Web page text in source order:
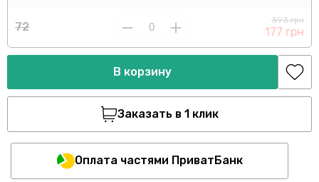
72 393 грн
177 грн
В корзину
Заказать в 1 клик
Оплата частями ПриватБанк